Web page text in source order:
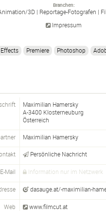
Branchen
3D Reportage-Fotografen
Impressum
Premiere Photoshop
Maximilian Hamersky
A-3400 Klosterneuburg
Österreich
Maximilian Hamersky
Persönliche Nachricht
E-Mail Information nur im Netzwerk
dasauge.at/-maximilian-
Web www.filmcut.at